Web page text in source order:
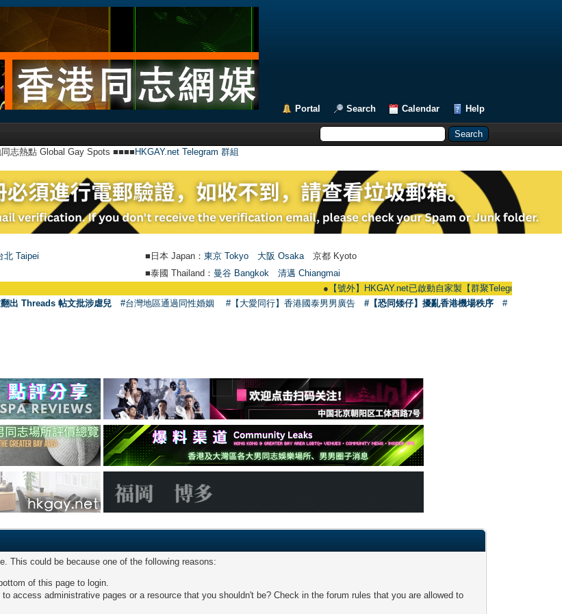
Portal Search Calendar Help
志熱點 Global Gay Spots ■■■■ HKGAY.net Telegram 群組
北 Taipei ■日本 Japan： 東京 Tokyo 大阪 Osaka 京都 Kyoto
■泰國 Thailand： 曼谷 Bangkok
清邁 Chiangmai
【號外】HKGAY.net已啟動自家製【群聚Telegram群組】
出 Threads 帖文批涉虐兒 #台灣地區通過同性婚姻 #【大愛同行】香港國泰男男廣告 #【恐同矮仔】擾亂香港機場秩序
#
This could be because one of the following reasons:
of this page to login.
access administrative pages or a resource that you shouldn't be? Check in the forum rules that you are allowed to